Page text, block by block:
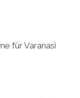
für Varanasi